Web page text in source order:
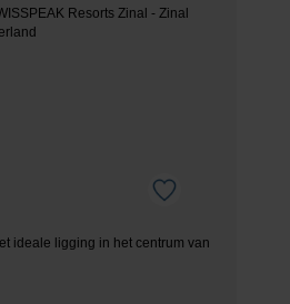
ideale ligging in het centrum van